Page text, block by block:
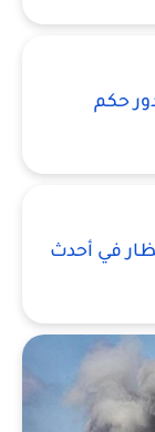
حكم
في أحدث